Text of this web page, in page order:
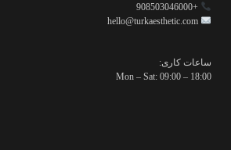
+908503046000
ساعات کاری:
Mon – Sat: 09:00 – 18:00